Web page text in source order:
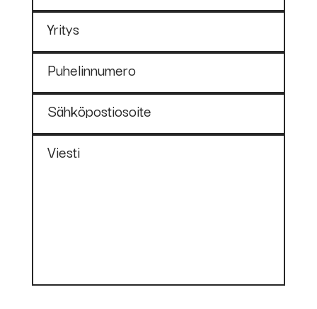
Yritys
Puhelinnumero
Sähköpostiosoite
Viesti